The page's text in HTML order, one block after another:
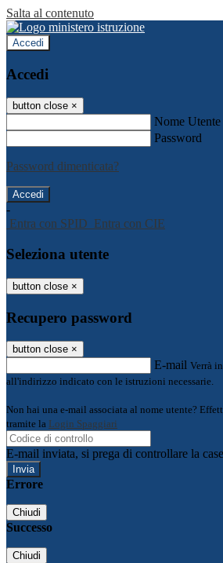
Salta al contenuto
Accedi
Accedi
button close ×
Nome Utente
Password
Password dimenticata?
-
Entra con SPID Entra con CIE
Seleziona utente
button close ×
Recupero password
button close ×
E-mail Verrà
all'indirizzo indicato con le istruzioni necessarie.
Non hai una e-mail associata al nome utente?
tramite la Login Spaggiari
E-mail inviata, si prega di controllare la
Errore
Chiudi
Successo
Chiudi